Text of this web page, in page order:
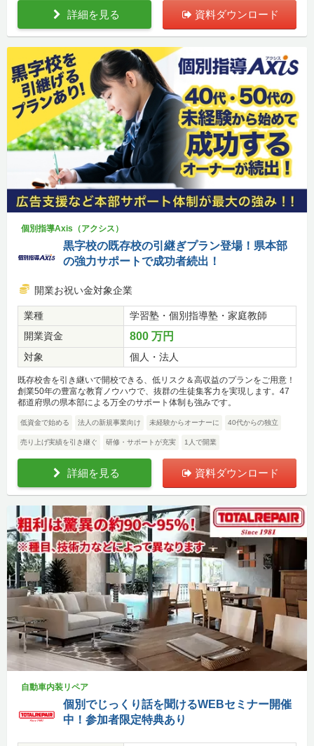
詳細を見る 資料ダウンロード
個別指導Axis（アクシス）
黒字校の既存校の引継ぎプラン登場！県本部
の強力サポートで成功者続出！
開業お祝い金対象企業
業種
学習塾・個別指導塾・家庭教師
開業資金
800 万円
対象 個人・法人
既存校舎を引き継いで開校できる、低リスク＆高収益のプランをご用意！
創業50年の豊富な教育ノウハウで、抜群の生徒集客力を実現します。47
都道府県の県本部による万全のサポート体制も強みです。
低資金で始める 法人の新規事業向け 未経験からオーナーに 40代からの独立
売り上げ実績を引き継ぐ 研修・サポートが充実 1人で開業
詳細を見る 資料ダウンロード
自動車内装リペア
個別でじっくり話を聞けるWEBセミナー開催
中！参加者限定特典あり